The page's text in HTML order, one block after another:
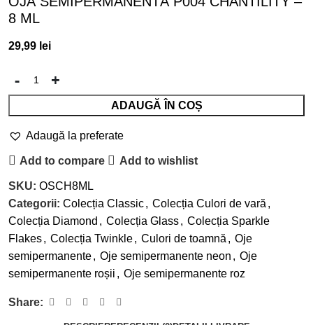
8 ML
29,99 lei
ADAUGĂ ÎN COȘ
Adaugă la preferate
Add to compare Add to wishlist
SKU: OSCH8ML
Categorii: Colecția Classic, Colecția Culori de vară ,
Colecția Diamond , Colecția Glass, Colecția Sparkle
Flakes, Colecția Twinkle, Culori de toamnă , Oje
semipermanente, Oje semipermanente neon , Oje
semipermanente roșii , Oje semipermanente roz
Share: